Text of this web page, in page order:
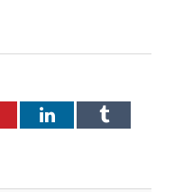
LinkedInTumblr